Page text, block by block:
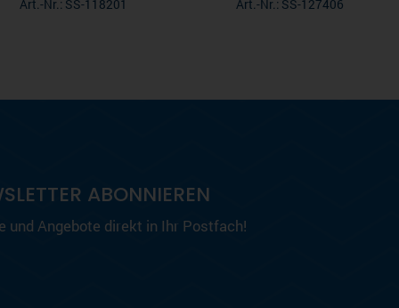
Art.-Nr.: SS-118201 Art.-Nr.: SS-127406
ABONNIEREN
und Angebote direkt in Ihr Postfach!